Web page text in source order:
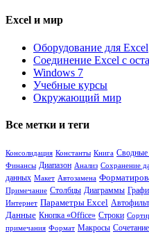
Excel и мир
Оборудование для Excel
Соединение Excel с
Windows 7
Учебные курсы
Окружающий мир
Все метки и теги
Консолидация Константы Книга Сводные
Финансы Диапазон Анализ Сохранение
данных Макет Автозамена
Примечание Столбцы Диаграммы
Интернет Параметры Excel
Данные Кнопка «Office» Строки
примечания Формат Макросы